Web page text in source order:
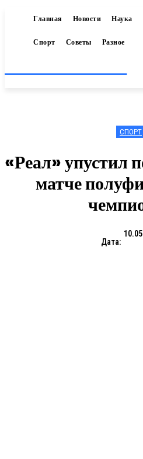
Главная Новости Наука
Спорт Советы Разное
СПОРТ
«Реал» упустил
матче
Дата: